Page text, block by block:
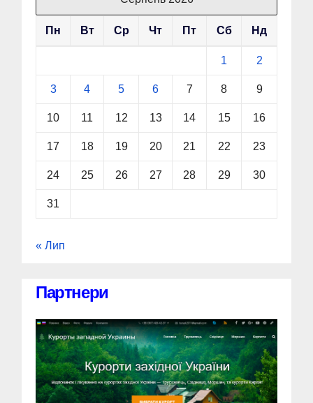
Пн Вт Ср Чт Пт Сб Нд
1 2
3 4 5 6 7 8 9
10 11 12 13 14 15 16
17 18 19 20 21 22 23
24 25 26 27 28 29 30
31
« Лип
Партнери